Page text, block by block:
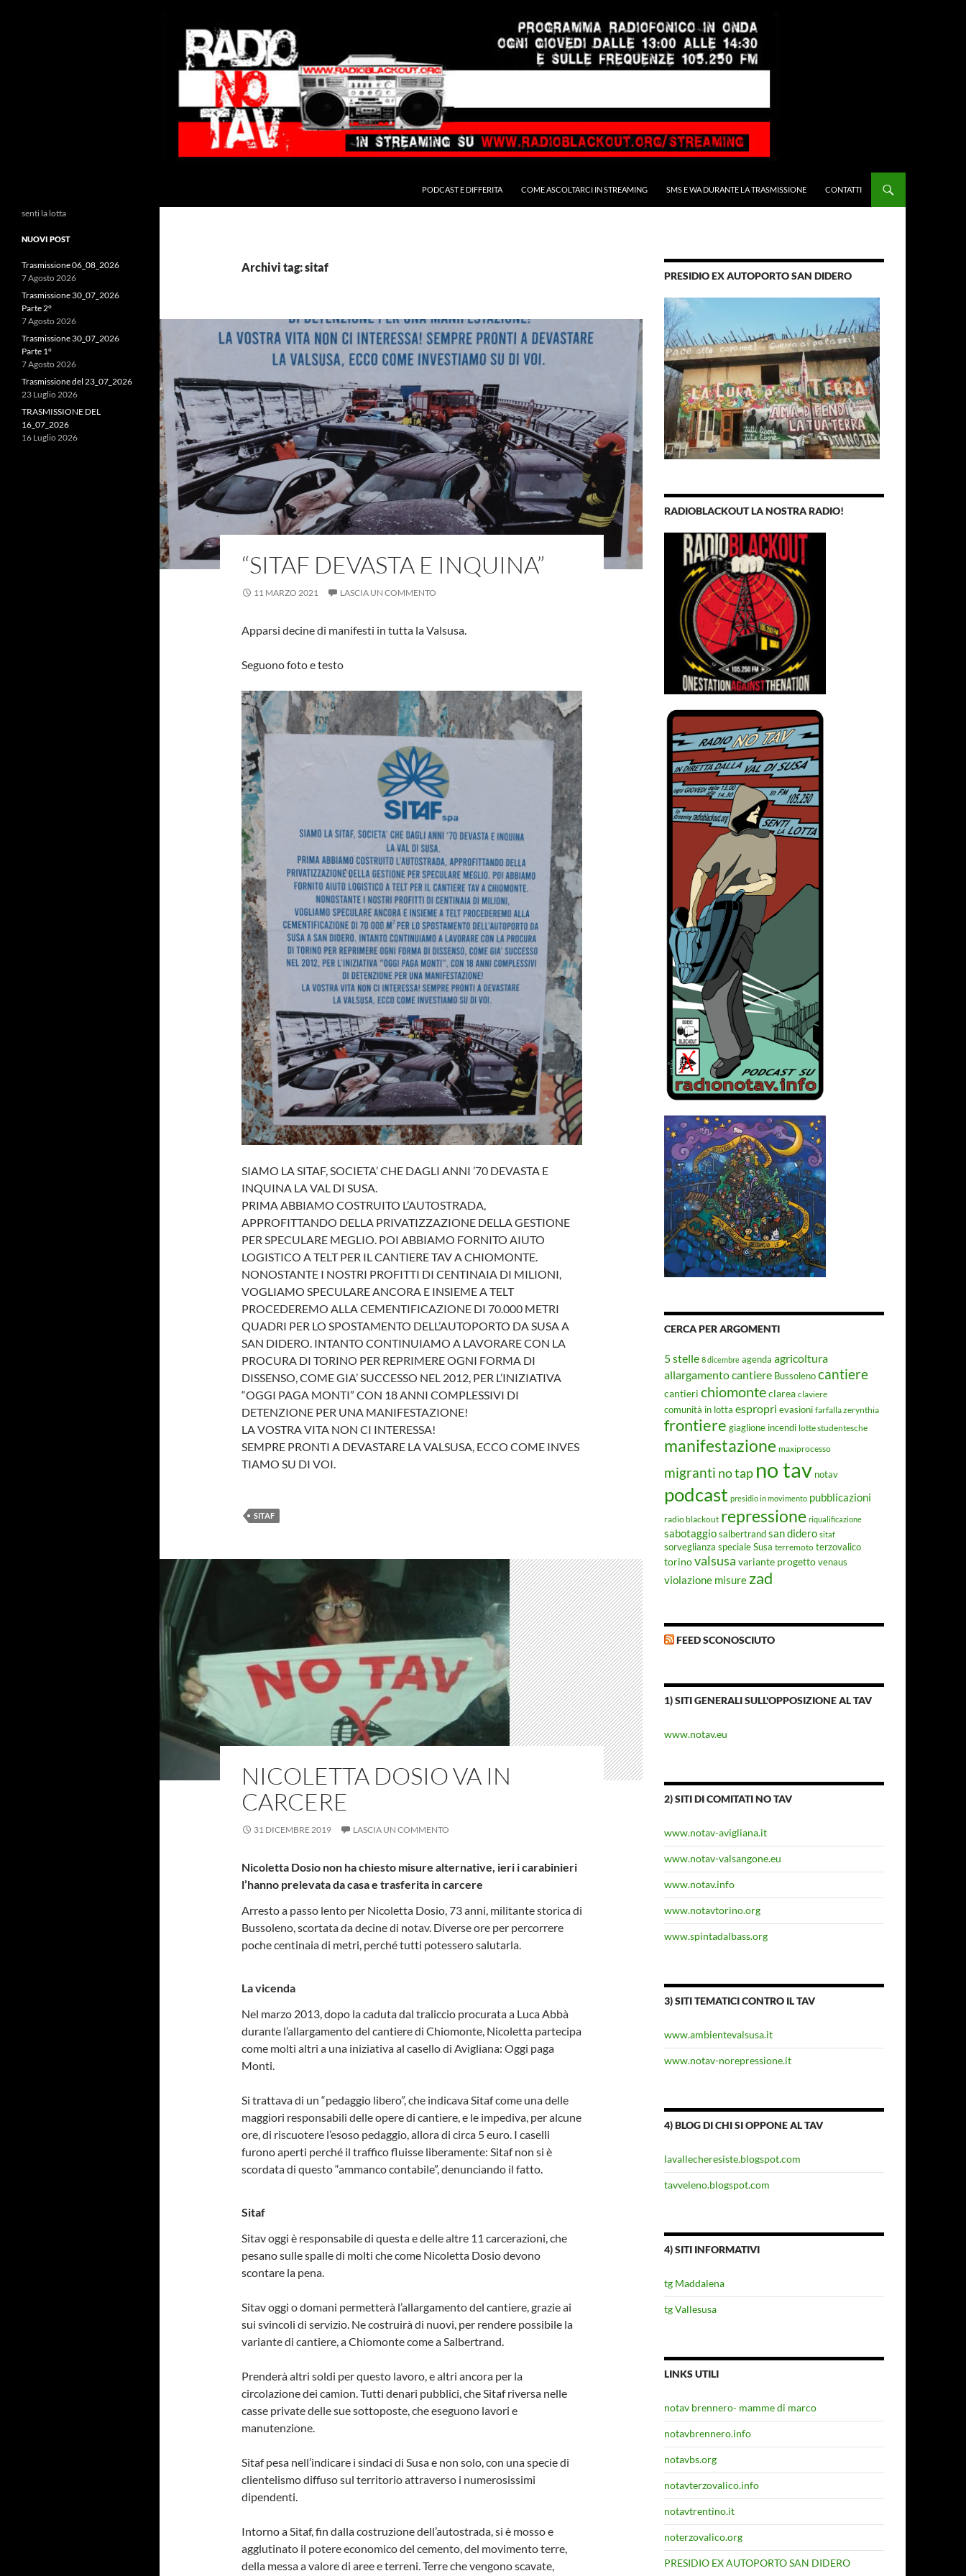
PODCAST E DIFFERITA COME ASCOLTARCI IN STREAMING SMS E WA DURANTE LA TRASMISSIONE CONTATTI
Archivi tag: sitaf
“SITAF DEVASTA E INQUINA”
11 MARZO 2021 LASCIA UN COMMENTO
Apparsi decine di manifesti in tutta la Valsusa.
Seguono foto e testo
SIAMO LA SITAF, SOCIETA’ CHE DAGLI ANNI ’70 DEVASTA E
INQUINA LA VAL DI SUSA.
PRIMA ABBIAMO COSTRUITO L’AUTOSTRADA,
APPROFITTANDO DELLA PRIVATIZZAZIONE DELLA GESTIONE
PER SPECULARE MEGLIO. POI ABBIAMO FORNITO AIUTO
LOGISTICO A TELT PER IL CANTIERE TAV A CHIOMONTE.
NONOSTANTE I NOSTRI PROFITTI DI CENTINAIA DI MILIONI,
VOGLIAMO SPECULARE ANCORA E INSIEME A TELT
PROCEDEREMO ALLA CEMENTIFICAZIONE DI 70.000 METRI
QUADRI PER LO SPOSTAMENTO DELL’AUTOPORTO DA SUSA A
SAN DIDERO. INTANTO CONTINUIAMO A LAVORARE CON LA
PROCURA DI TORINO PER REPRIMERE OGNI FORMA DI
DISSENSO, COME GIA’ SUCCESSO NEL 2012, PER L’INIZIATIVA
“OGGI PAGA MONTI” CON 18 ANNI COMPLESSIVI DI
DETENZIONE PER UNA MANIFESTAZIONE!
LA VOSTRA VITA NON CI INTERESSA!
SEMPRE PRONTI A DEVASTARE LA VALSUSA, ECCO COME INVES
TIAMO SU DI VOI.
SITAF
NICOLETTA DOSIO VA IN
CARCERE
31 DICEMBRE 2019 LASCIA UN COMMENTO
Nicoletta Dosio non ha chiesto misure alternative, ieri i carabinieri
l’hanno prelevata da casa e trasferita in carcere
Arresto a passo lento per Nicoletta Dosio, 73 anni, militante storica di
Bussoleno, scortata da decine di notav. Diverse ore per percorrere
poche centinaia di metri, perché tutti potessero salutarla.
La vicenda
Nel marzo 2013, dopo la caduta dal traliccio procurata a Luca Abbà
durante l’allargamento del cantiere di Chiomonte, Nicoletta partecipa
come molti altri a una iniziativa al casello di Avigliana: Oggi paga
Monti.
Si trattava di un “pedaggio libero”, che indicava Sitaf come una delle
maggiori responsabili delle opere di cantiere, e le impediva, per alcune
ore, di riscuotere l’esoso pedaggio, allora di circa 5 euro. I caselli
furono aperti perché il traffico fluisse liberamente: Sitaf non si è
scordata di questo “ammanco contabile”, denunciando il fatto.
Sitaf
Sitav oggi è responsabile di questa e delle altre 11 carcerazioni, che
pesano sulle spalle di molti che come Nicoletta Dosio devono
scontare la pena.
Sitav oggi o domani permetterà l’allargamento del cantiere, grazie ai
sui svincoli di servizio. Ne costruirà di nuovi, per rendere possibile la
variante di cantiere, a Chiomonte come a Salbertrand.
Prenderà altri soldi per questo lavoro, e altri ancora per la
circolazione dei camion. Tutti denari pubblici, che Sitaf riversa nelle
casse private delle sue sottoposte, che eseguono lavori e
manutenzione.
Sitaf pesa nell’indicare i sindaci di Susa e non solo, con una specie di
clientelismo diffuso sul territorio attraverso i numerosissimi
dipendenti.
Intorno a Sitaf, fin dalla costruzione dell’autostrada, si è mosso e
agglutinato il potere economico del cemento, del movimento terre,
della messa a valore di aree e terreni. Terre che vengono scavate,
PRESIDIO EX AUTOPORTO SAN DIDERO
RADIOBLACKOUT LA NOSTRA RADIO!
CERCA PER ARGOMENTI
5 stelle 8 dicembre agenda agricoltura
allargamento cantiere Bussolenocantiere
cantieri chiomonteclarea claviere
comunità in lotta espropri evasioni farfalla zerynthia
frontiere giaglione incendi lotte studentesche
manifestazione maxiprocesso
migranti no tap no tav notav
podcast presidio in movimento pubblicazioni
radio blackout repressione riqualificazione
sabotaggiosalbertrandsan didero sitaf
sorveglianza speciale Susa terremoto terzovalico
torinovalsusa variante progettovenaus
violazione misure zad
FEED SCONOSCIUTO
1) SITI GENERALI SULL'OPPOSIZIONE AL TAV
www.notav.eu
2) SITI DI COMITATI NO TAV
www.notav-avigliana.it
www.notav-valsangone.eu
www.notav.info
www.notavtorino.org
www.spintadalbass.org
3) SITI TEMATICI CONTRO IL TAV
www.ambientevalsusa.it
www.notav-norepressione.it
4) BLOG DI CHI SI OPPONE AL TAV
lavallecheresiste.blogspot.com
tavveleno.blogspot.com
4) SITI INFORMATIVI
tg Maddalena
tg Vallesusa
LINKS UTILI
notav brennero- mamme di marco
notavbrennero.info
notavbs.org
notavterzovalico.info
notavtrentino.it
noterzovalico.org
PRESIDIO EX AUTOPORTO SAN DIDERO
senti la lotta
NUOVI POST
Trasmissione 06_08_2026
7 Agosto 2026
Trasmissione 30_07_2026
Parte 2°
7 Agosto 2026
Trasmissione 30_07_2026
Parte 1°
7 Agosto 2026
Trasmissione del 23_07_2026
23 Luglio 2026
TRASMISSIONE DEL
16_07_2026
16 Luglio 2026